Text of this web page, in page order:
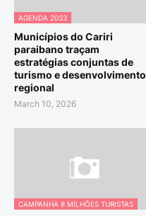
AGENDA 2033
Municípios do Cariri
paraibano traçam
estratégias conjuntas de
turismo e desenvolvimento
regional
March 10, 2026
CAMPANHA 8 MILHÕES TURISTAS